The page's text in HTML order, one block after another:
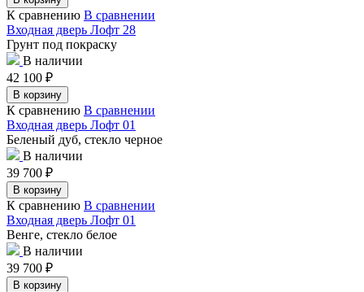
К сравнению В сравнении
Входная дверь Лофт 28
Грунт под покраску
В наличии
42 100 ₽
В корзину
К сравнению В сравнении
Входная дверь Лофт 01
Беленый дуб, стекло черное
В наличии
39 700 ₽
В корзину
К сравнению В сравнении
Входная дверь Лофт 01
Венге, стекло белое
В наличии
39 700 ₽
В корзину